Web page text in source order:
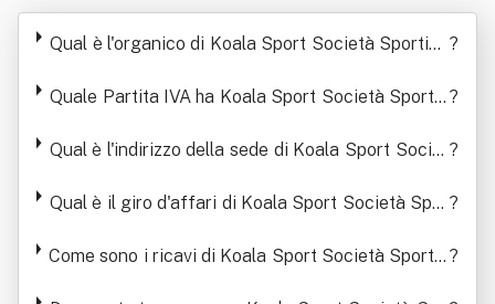
ocietà Sportiva Dilettantistica A Resp
onsabilita' Limitata
Qual è l'organico di Koala Sport Società Sportiva ?
Quale Partita IVA ha Koala Sport Società Sportiv ?
Qual è l'indirizzo della sede di Koala Sport Societ
ta
?
Qual è il giro d'affari di Koala Sport Società Spor ?
Come sono i ricavi di Koala Sport Società Sportiv ?